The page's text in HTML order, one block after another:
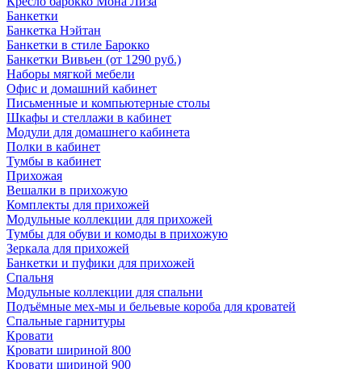
Банкетки
Банкетка Нэйтан
Банкетки в стиле Барокко
Банкетки Вивьен (от 1290 руб.)
Наборы мягкой мебели
Офис и домашний кабинет
Письменные и компьютерные столы
Шкафы и стеллажи в кабинет
Модули для домашнего кабинета
Полки в кабинет
Тумбы в кабинет
Прихожая
Вешалки в прихожую
Комплекты для прихожей
Модульные коллекции для прихожей
Тумбы для обуви и комоды в прихожую
Зеркала для прихожей
Банкетки и пуфики для прихожей
Спальня
Модульные коллекции для спальни
Подъёмные мех-мы и бельевые короба для кроватей
Спальные гарнитуры
Кровати
Кровати шириной 800
Кровати шириной 900